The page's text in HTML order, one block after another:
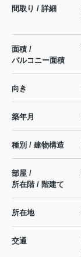
間取り / 詳細
面積 /
バルコニー面積
向き
築年月
種別 / 建物構造
部屋 /
所在階 / 階建て
所在地
交通